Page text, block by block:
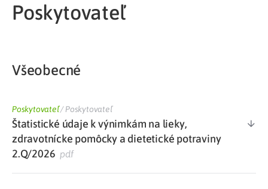
Poskytovateľ
Všeobecné
Poskytovateľ/Poskytovateľ
Štatistické údaje k výnimkám na lieky,
zdravotnícke pomôcky a dietetické potraviny
2.Q/2026 pdf